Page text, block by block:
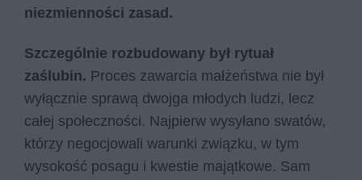
niezmienności zasad.
Szczególnie rozbudowany był rytuał
zaślubin. Proces zawarcia małżeństwa nie był
wyłącznie sprawą dwojga młodych ludzi, lecz
całej społeczności. Najpierw wysyłano swatów,
którzy negocjowali warunki związku, w tym
wysokość posagu i kwestie majątkowe. Sam